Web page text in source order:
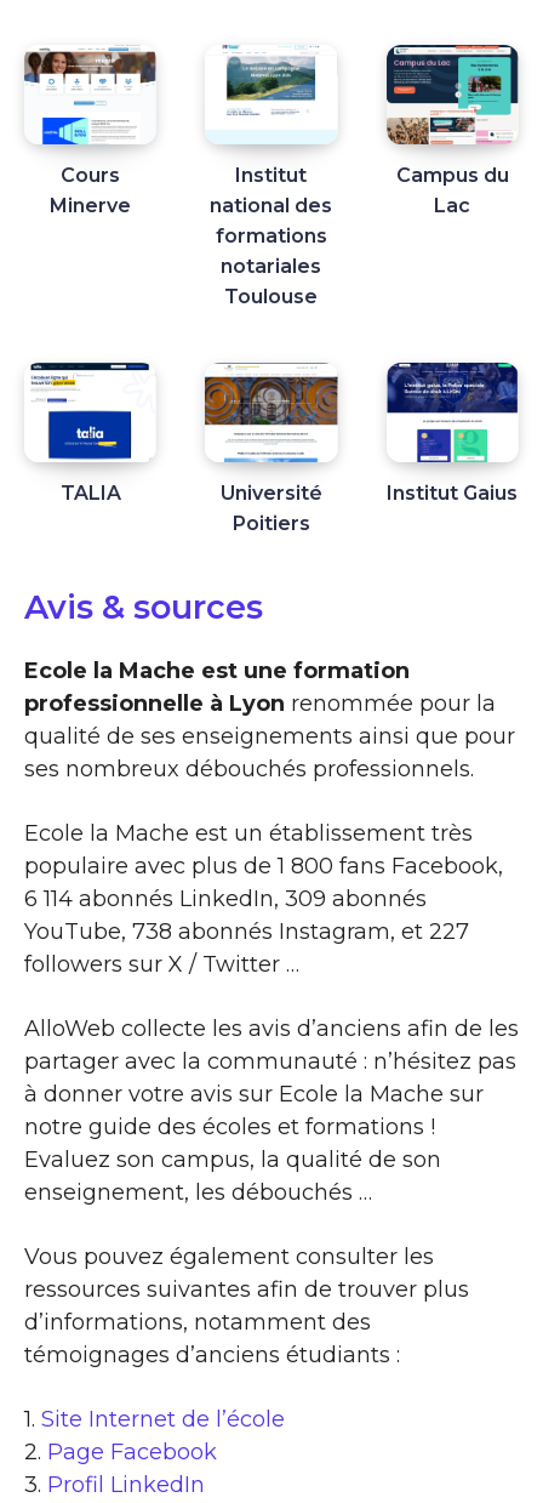
Cours
Minerve
Institut
national des
formations
notariales
Toulouse
Campus du
Lac
TALIA
Université
Poitiers
Institut Gaius
Avis & sources
Ecole la Mache est une formation
professionnelle à Lyon renommée pour la
qualité de ses enseignements ainsi que pour
ses nombreux débouchés professionnels.
Ecole la Mache est un établissement très
populaire avec plus de 1 800 fans Facebook,
6 114 abonnés LinkedIn, 309 abonnés
YouTube, 738 abonnés Instagram, et 227
followers sur X / Twitter …
AlloWeb collecte les avis d’anciens afin de les
partager avec la communauté : n’hésitez pas
à donner votre avis sur Ecole la Mache sur
notre guide des écoles et formations !
Evaluez son campus, la qualité de son
enseignement, les débouchés …
Vous pouvez également consulter les
ressources suivantes afin de trouver plus
d’informations, notamment des
témoignages d’anciens étudiants :
1. Site Internet de l’école
2. Page Facebook
3. Profil LinkedIn